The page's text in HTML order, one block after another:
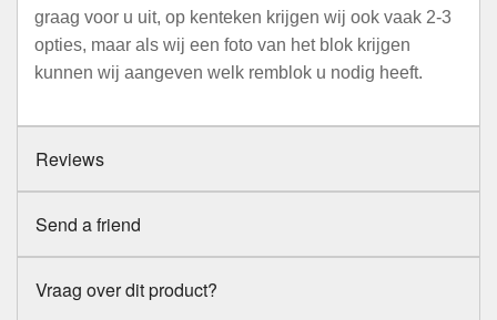
graag voor u uit, op kenteken krijgen wij ook vaak 2-3
opties, maar als wij een foto van het blok krijgen
kunnen wij aangeven welk remblok u nodig heeft.
Reviews
Send a friend
Vraag over dit product?